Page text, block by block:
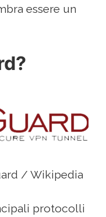
essere un
/ Wikipedia
protocolli